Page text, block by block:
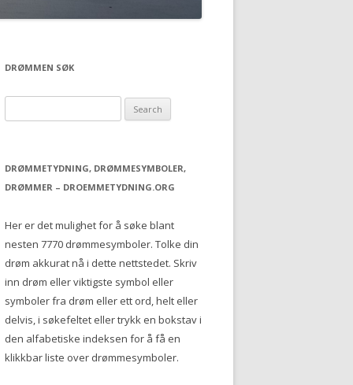
DRØMMEN SØK
e
r
c
f
:
DRØMMETYDNING, DRØMMESYMBOLER,
DRØMMER – DROEMMETYDNING.ORG
Her er det mulighet for å søke blant
nesten 7770 drømmesymboler. Tolke din
drøm akkurat nå i dette nettstedet. Skriv
inn drøm eller viktigste symbol eller
symboler fra drøm eller ett ord, helt eller
delvis, i søkefeltet eller trykk en bokstav i
den alfabetiske indeksen for å få en
klikkbar liste over drømmesymboler.